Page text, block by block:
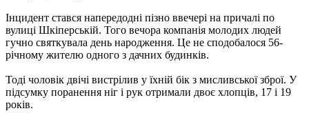
Інцидент стався напередодні пізно ввечері на причалі по
вулиці Шкіперській. Того вечора компанія молодих людей
гучно святкувала день народження. Це не сподобалося 56-
річному жителю одного з дачних будинків.
Тоді чоловік двічі вистрілив у їхній бік з мисливської зброї. У
підсумку поранення ніг і рук отримали двоє хлопців, 17 і 19
років.